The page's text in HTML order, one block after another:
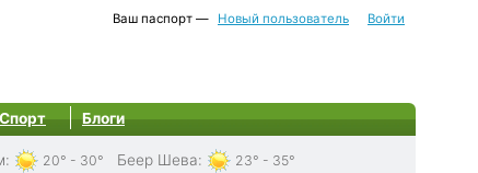
Ваш паспорт — Новый пользователь Войти
Спорт Блоги
: 20° - 30° Беер Шева: 23° - 35°